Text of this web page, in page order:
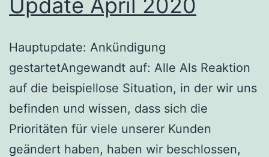
Hauptupdate: Ankündigung
gestartetAngewandt auf: Alle Als Reaktion
auf die beispiellose Situation, in der wir uns
befinden und wissen, dass sich die
Prioritäten für viele unserer Kunden
geändert haben, haben wir beschlossen,